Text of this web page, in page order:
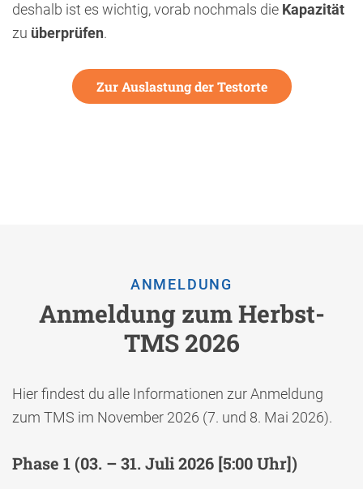
deshalb ist es wichtig, vorab nochmals die Kapazität
zu überprüfen.
Zur Auslastung der Testorte
ANMELDUNG
Anmeldung zum Herbst-
TMS 2026
Hier findest du alle Informationen zur Anmeldung
zum TMS im November 2026 (7. und 8. Mai 2026).
Phase 1 (03. – 31. Juli 2026 [5:00 Uhr])